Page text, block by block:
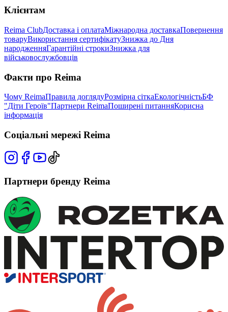
Клієнтам
Reima ClubДоставка і оплатаМіжнародна доставкаПовернення
товаруВикористання сертифікатуЗнижка до Дня
народженняГарантійні строкиЗнижка для
військовослужбовців
Факти про Reima
Чому ReimaПравила доглядуРозмірна сіткаЕкологічністьБФ
"Діти Героїв"Партнери ReimaПоширені питанняКорисна
інформація
Соціальні мережі Reima
Партнери бренду Reima